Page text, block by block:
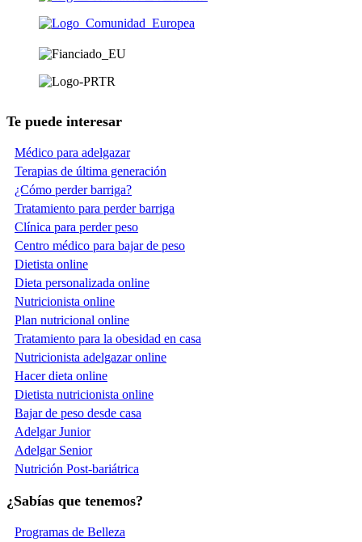
Te puede interesar
Médico para adelgazar
Terapias de última generación
¿Cómo perder barriga?
Tratamiento para perder barriga
Clínica para perder peso
Centro médico para bajar de peso
Dietista online
Dieta personalizada online
Nutricionista online
Plan nutricional online
Tratamiento para la obesidad en casa
Nutricionista adelgazar online
Hacer dieta online
Dietista nutricionista online
Bajar de peso desde casa
Adelgar Junior
Adelgar Senior
Nutrición Post-bariátrica
¿Sabías que tenemos?
Programas de Belleza